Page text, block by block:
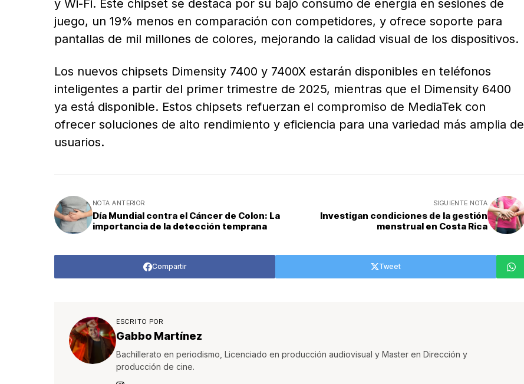
y Wi-Fi. Este chipset se destaca por su bajo consumo de energía en sesiones de
juego, un 19% menos en comparación con competidores, y ofrece soporte para
pantallas de mil millones de colores, mejorando la calidad visual de los dispositivos.
Los nuevos chipsets Dimensity 7400 y 7400X estarán disponibles en teléfonos
inteligentes a partir del primer trimestre de 2025, mientras que el Dimensity 6400
ya está disponible. Estos chipsets refuerzan el compromiso de MediaTek con
ofrecer soluciones de alto rendimiento y eficiencia para una variedad más amplia de
usuarios.
NOTA ANTERIOR
Día Mundial contra el Cáncer de Colon: La
importancia de la detección temprana
SIGUIENTE NOTA
Investigan condiciones de la gestión
menstrual en Costa Rica
Compartir Tweet
ESCRITO POR
Gabbo Martínez
Bachillerato en periodismo, Licenciado en producción audiovisual y Master en Dirección y
producción de cine.